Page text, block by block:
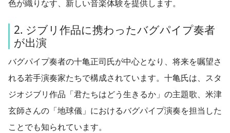
色が織りなす、新しい音楽体験を提供します。
2. ジブリ作品に携わったバグパイプ奏者
が出演
バグパイプ奏者の十亀正司氏が中心となり、将来を嘱望さ
れる若手演奏家たちで構成されています。十亀氏は、スタ
ジオジブリ作品「君たちはどう生きるか」の主題歌、米津
玄師さんの「地球儀」におけるバグパイプ演奏を担当した
ことでも知られています。